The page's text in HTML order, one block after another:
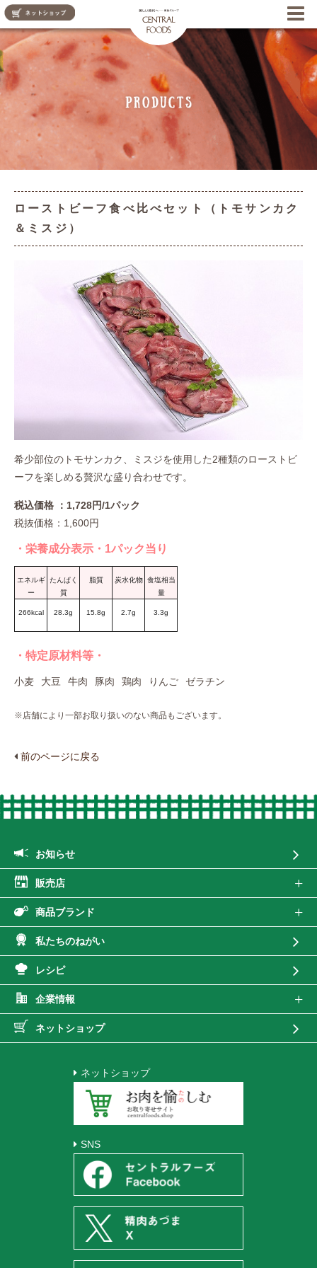
ローストビーフ食べ比べセット（トモサンカク
＆ミスジ）
希少部位のトモサンカク、ミスジを使用した2種類のローストビ
ーフを楽しめる贅沢な盛り合わせです。
税込価格 ：1,728円/1パック
税抜価格：1,600円
・栄養成分表示・1パック当り
エネルギ
ー
266kcal
たんぱく
質
28.3g
脂質
15.8g
炭水化物
2.7g
食塩相当
量
3.3g
・特定原材料等・
小麦 大豆 牛肉 豚肉 鶏肉 りんご ゼラチン
※店舗により一部お取り扱いのない商品もございます。
前のページに戻る
お知らせ
販売店
商品ブランド
私たちのねがい
レシピ
企業情報
ネットショップ
ネットショップ
SNS